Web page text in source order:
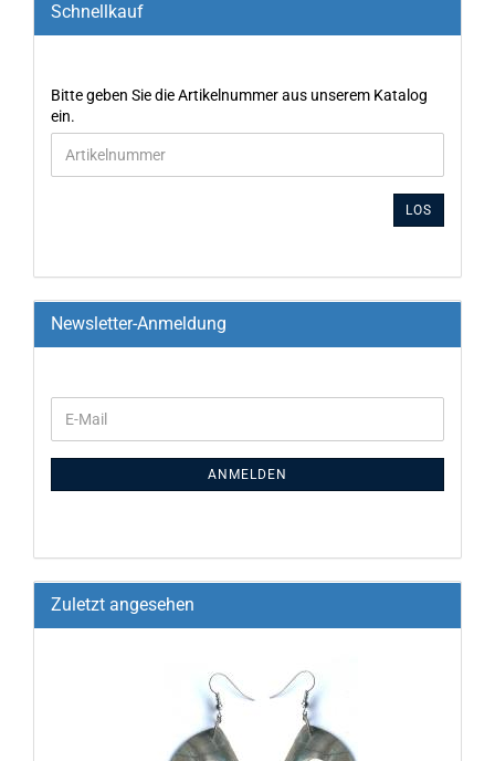
Schnellkauf
Bitte geben Sie die Artikelnummer aus unserem Katalog
ein.
LOS
Newsletter-Anmeldung
ANMELDEN
Zuletzt angesehen